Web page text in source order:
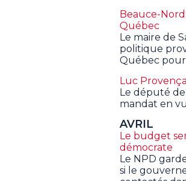
Beauce-
Québec
Le maire de
politique
Québec
Luc
Le député
mandat en
AVRIL
Le budget
démocrate
Le NPD
si le